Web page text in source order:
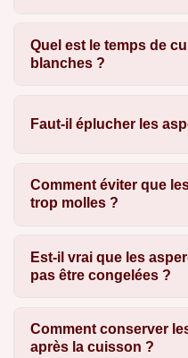
Quel est le temps de
blanches ?
Faut-il éplucher les
Comment éviter que
trop molles ?
Est-il vrai que les
pas être congelées ?
Comment conserver
après la cuisson ?